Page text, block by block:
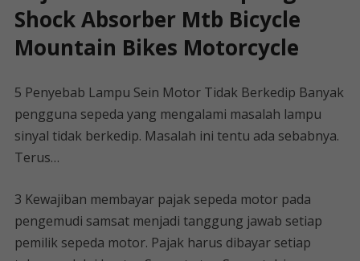
Shock Absorber Mtb Bicycle
Mountain Bikes Motorcycle
5 Penyebab Lampu Sein Motor Tidak Berkedip Banyak
pengguna sepeda yang mengalami masalah lampu
sinyal tidak berkedip. Masalah ini tentu ada sebabnya.
Terus…
3 Kewajiban membayar pajak sepeda motor pada
pengemudi samsat menjadi tanggung jawab setiap
pemilik sepeda motor. Pajak harus dibayar setiap